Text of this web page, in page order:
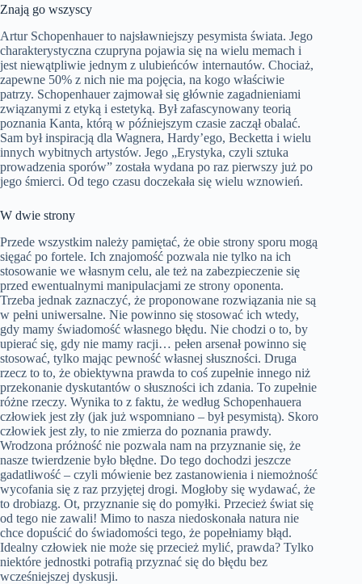
Znają go wszyscy
Artur Schopenhauer to najsławniejszy pesymista świata. Jego
charakterystyczna czupryna pojawia się na wielu memach i
jest niewątpliwie jednym z ulubieńców internautów. Chociaż,
zapewne 50% z nich nie ma pojęcia, na kogo właściwie
patrzy. Schopenhauer zajmował się głównie zagadnieniami
związanymi z etyką i estetyką. Był zafascynowany teorią
poznania Kanta, którą w późniejszym czasie zaczął obalać.
Sam był inspiracją dla Wagnera, Hardy’ego, Becketta i wielu
innych wybitnych artystów. Jego „Erystyka, czyli sztuka
prowadzenia sporów” została wydana po raz pierwszy już po
jego śmierci. Od tego czasu doczekała się wielu wznowień.
W dwie strony
Przede wszystkim należy pamiętać, że obie strony sporu mogą
sięgać po fortele. Ich znajomość pozwala nie tylko na ich
stosowanie we własnym celu, ale też na zabezpieczenie się
przed ewentualnymi manipulacjami ze strony oponenta.
Trzeba jednak zaznaczyć, że proponowane rozwiązania nie są
w pełni uniwersalne. Nie powinno się stosować ich wtedy,
gdy mamy świadomość własnego błędu. Nie chodzi o to, by
upierać się, gdy nie mamy racji… pełen arsenał powinno się
stosować, tylko mając pewność własnej słuszności. Druga
rzecz to to, że obiektywna prawda to coś zupełnie innego niż
przekonanie dyskutantów o słuszności ich zdania. To zupełnie
różne rzeczy. Wynika to z faktu, że według Schopenhauera
człowiek jest zły (jak już wspomniano – był pesymistą). Skoro
człowiek jest zły, to nie zmierza do poznania prawdy.
Wrodzona próżność nie pozwala nam na przyznanie się, że
nasze twierdzenie było błędne. Do tego dochodzi jeszcze
gadatliwość – czyli mówienie bez zastanowienia i niemożność
wycofania się z raz przyjętej drogi. Mogłoby się wydawać, że
to drobiazg. Ot, przyznanie się do pomyłki. Przecież świat się
od tego nie zawali! Mimo to nasza niedoskonała natura nie
chce dopuścić do świadomości tego, że popełniamy błąd.
Idealny człowiek nie może się przecież mylić, prawda? Tylko
niektóre jednostki potrafią przyznać się do błędu bez
wcześniejszej dyskusji.